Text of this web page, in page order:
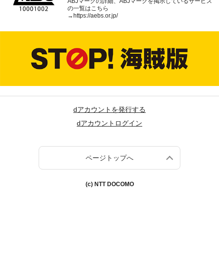
の一覧はこちら
→ https://aebs.or.jp/
dアカウントを発行する
dアカウントログイン
ページトップへ
(c) NTT DOCOMO